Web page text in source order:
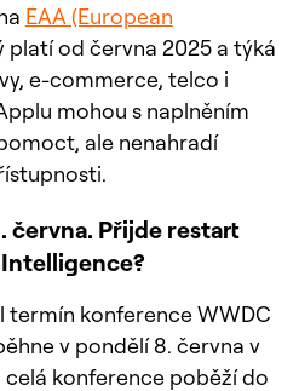
EAA (European
platí od června 2025 a týká
e-commerce, telco i
mohou s naplněním
ale nenahradí
června. Přijde restart
Intelligence?
konference WWDC
v pondělí 8. června v
celá konference poběží do